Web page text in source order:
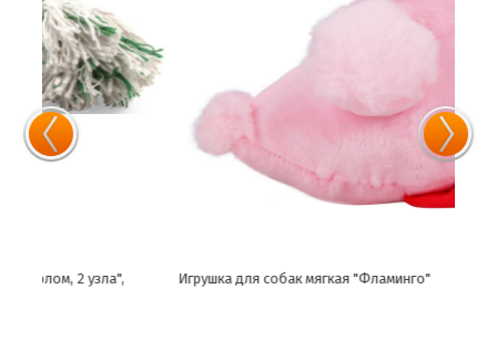
Игрушка для собак мягкая "Фламинго"